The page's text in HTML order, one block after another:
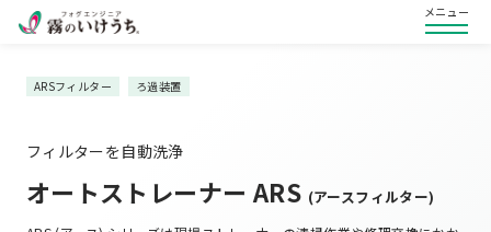
メニュー
ARSフィルター ろ過装置
フィルターを自動洗浄
オートストレーナー ARS (アースフィルター)